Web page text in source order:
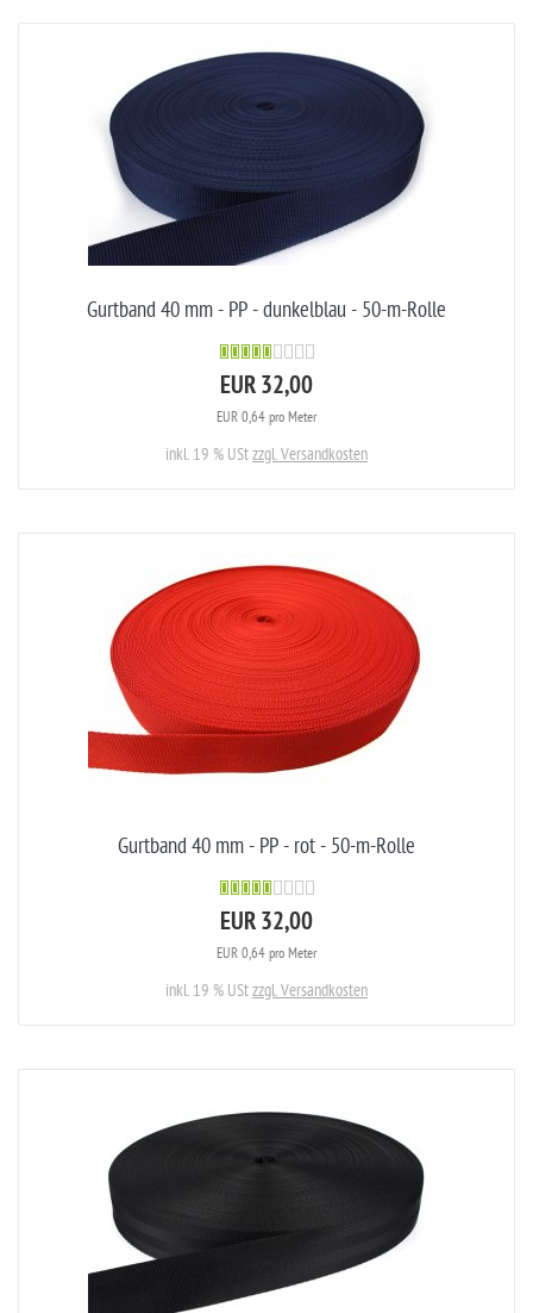
Gurtband 40 mm - PP - dunkelblau - 50-m-Rolle
EUR 32,00
EUR 0,64 pro Meter
inkl. 19 % UStzzgl. Versandkosten
Gurtband 40 mm - PP - rot - 50-m-Rolle
EUR 32,00
EUR 0,64 pro Meter
inkl. 19 % UStzzgl. Versandkosten